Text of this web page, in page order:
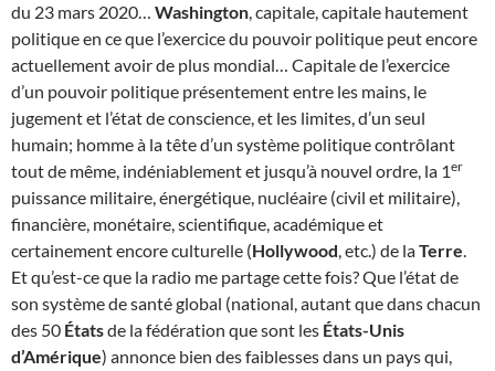
du 23 mars 2020… Washington, capitale, capitale hautement
politique en ce que l’exercice du pouvoir politique peut encore
actuellement avoir de plus mondial… Capitale de l’exercice
d’un pouvoir politique présentement entre les mains, le
jugement et l’état de conscience, et les limites, d’un seul
humain; homme à la tête d’un système politique contrôlant
tout de même, indéniablement et jusqu’à nouvel ordre, la 1er
puissance militaire, énergétique, nucléaire (civil et militaire),
financière, monétaire, scientifique, académique et
certainement encore culturelle (Hollywood, etc.) de laTerre.
Et qu’est-ce que la radio me partage cette fois? Que l’état de
son système de santé global (national, autant que dans chacun
des 50 Étatsde la fédération que sont les États-Unis
d’Amérique) annonce bien des faiblesses dans un pays qui,